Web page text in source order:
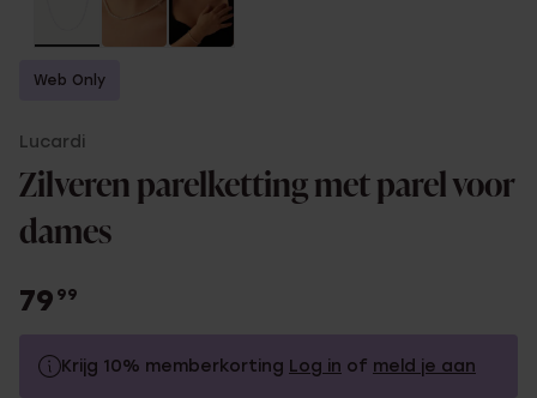
Web Only
Lucardi
Zilveren parelketting met parel voor
dames
79 99
Krijg 10% memberkorting Log in of meld je aan